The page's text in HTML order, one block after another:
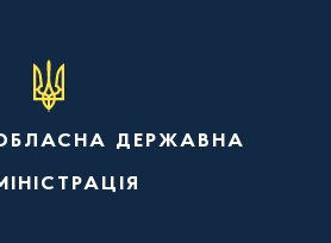
державна